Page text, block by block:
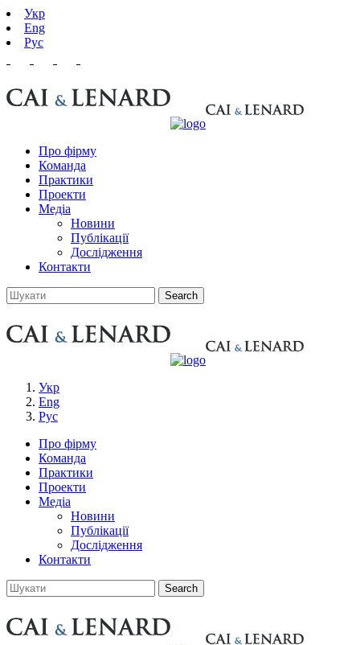
Укр
Eng
Рус
Про фірму
Команда
Практики
Проекти
Медіа
Новини
Публікації
Дослідження
Контакти
Укр
Eng
Рус
Про фірму
Команда
Практики
Проекти
Медіа
Новини
Публікації
Дослідження
Контакти